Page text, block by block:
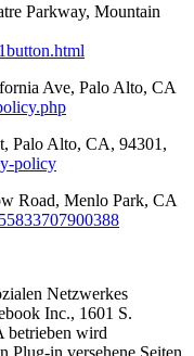
Parkway, Mountain
Ave, Palo Alto, CA
Palo Alto, CA, 94301,
policy
Road, Menlo Park, CA
Netzwerkes
Inc., 1601 S.
betrieben wird
Plug-in versehene Seiten